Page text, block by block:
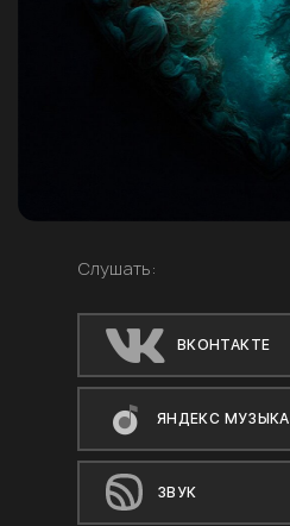
Слушать:
ВКОНТАКТЕ
ЯНДЕКС МУЗЫКА
ЗВУК